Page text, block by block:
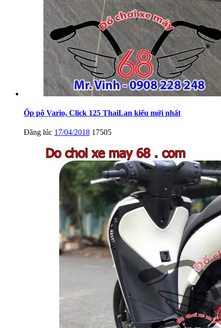
Ốp pô Vario, Click 125 ThaiLan kiểu mới nhất
Đăng lúc 17/04/2018 17505